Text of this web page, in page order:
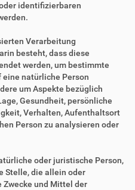
identifizierbaren
Verarbeitung
besteht, dass diese
werden, um bestimmte
eine natürliche Person
um Aspekte bezüglich
Gesundheit, persönliche
Verhalten, Aufenthaltsort
Person zu analysieren oder
oder juristische Person,
Stelle, die allein oder
Zwecke und Mittel der